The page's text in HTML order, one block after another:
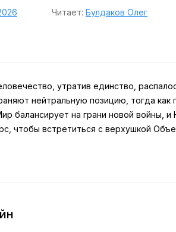
Читает: Булдаков Олег
утратив единство,
нейтральную позицию, тогда как
балансирует на грани новой войны,
чтобы встретиться с верхушкой